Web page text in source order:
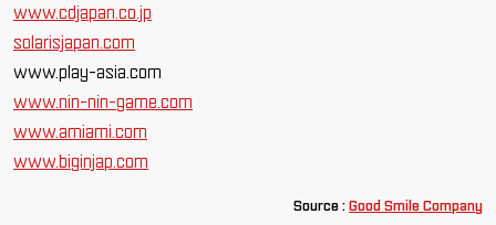
www.cdjapan.co.jp
solarisjapan.com
www.play-asia.com
www.nin-nin-game.com
www.amiami.com
www.biginjap.com
Source :Good Smile Company